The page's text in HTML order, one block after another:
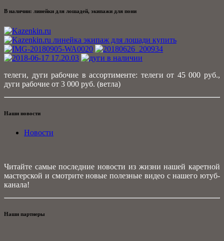
В наличии: линейки для лошадей, экипажи для пони
телеги, дуги рабочие в ассортименте: телеги от 45 000 руб.,
дуги рабочие от 3 000 руб. (ветла)
Наши новости
Новости
Читайте самые последние новости из жизни нашей каретной
мастерской и смотрите новые полезные видео с нашего ютуб-
канала!
Наши партнеры